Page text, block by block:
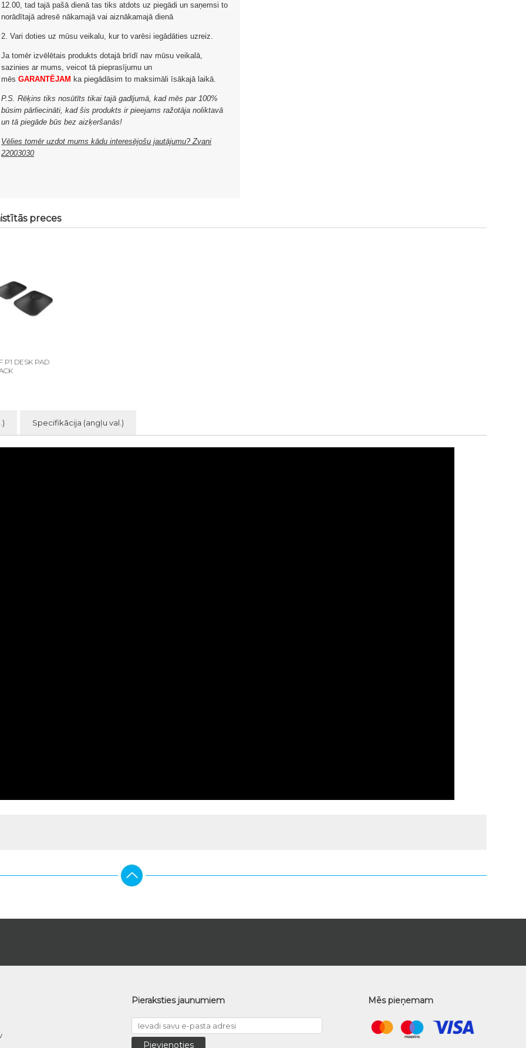
12.00, tad tajā pašā dienā tas tiks atdots uz piegādi un saņemsi to
norādītajā adresē nākamajā vai aiznākamajā dienā
2. Vari doties uz mūsu veikalu, kur to varēsi iegādāties uzreiz.
Ja tomēr izvēlētais produkts dotajā brīdī nav mūsu veikalā,
sazinies ar mums, veicot tā pieprasījumu un
mēsGARANTĒJAM ka piegādāsim to maksimāli īsākajā laikā.
P.S. Rēķins tiks nosūtīts tikai tajā gadījumā, kad mēs par 100%
būsim pārliecināti, kad šis produkts ir pieejams ražotāja noliktavā
un tā piegāde būs bez aizķeršanās!
Vēlies tomēr uzdot mums kādu interesējošu jautājumu? Zvani
22003030
preces
P1 DESK PAD
Specifikācija (angļu val.)
Pieraksties jaunumiem Mēs pieņemam